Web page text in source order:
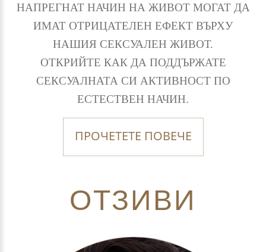
НАПРЕГНАТ НАЧИН НА ЖИВОТ МОГАТ ДА
ИМАТ ОТРИЦАТЕЛЕН ЕФЕКТ ВЪРХУ
НАШИЯ СЕКСУАЛЕН ЖИВОТ.
ОТКРИЙТЕ КАК ДА ПОДДЪРЖАТЕ
СЕКСУАЛНАТА СИ АКТИВНОСТ ПО
ЕСТЕСТВЕН НАЧИН.
ПРОЧЕТЕТЕ ПОВЕЧЕ
ОТЗИВИ